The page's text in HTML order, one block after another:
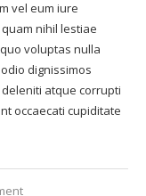
vel eum iure
nihil lestiae
voluptas nulla
dignissimos
atque corrupti
occaecati cupiditate